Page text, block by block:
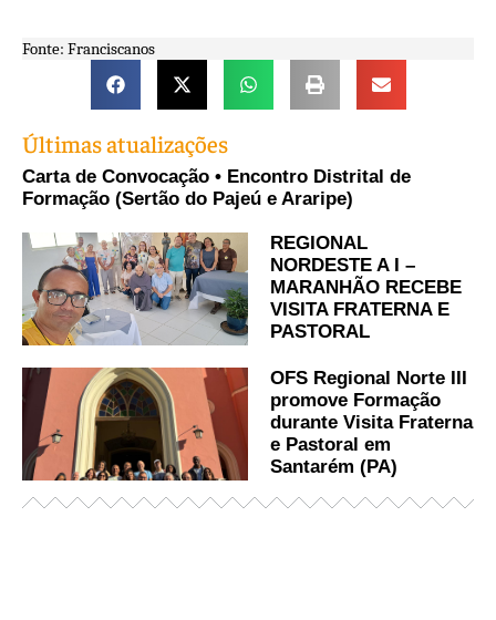
Fonte: Franciscanos
Últimas atualizações
Carta de Convocação • Encontro Distrital de
Formação (Sertão do Pajeú e Araripe)
REGIONAL
NORDESTE A I –
MARANHÃO RECEBE
VISITA FRATERNA E
PASTORAL
OFS Regional Norte III
promove Formação
durante Visita Fraterna
e Pastoral em
Santarém (PA)